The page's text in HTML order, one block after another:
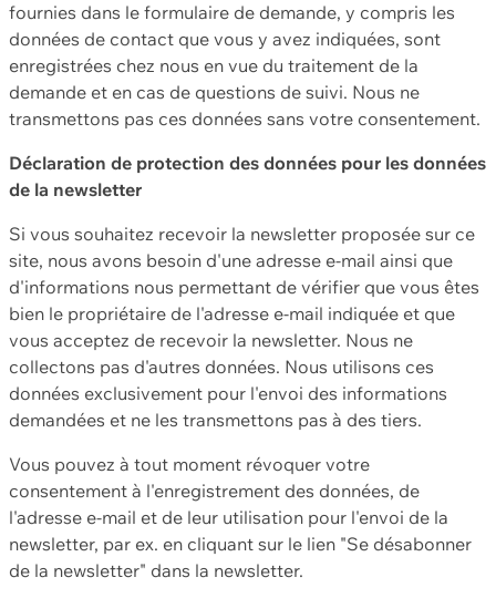
fournies dans le formulaire de demande, y compris les
données de contact que vous y avez indiquées, sont
enregistrées chez nous en vue du traitement de la
demande et en cas de questions de suivi. Nous ne
transmettons pas ces données sans votre consentement.
Déclaration de protection des données pour les données
de la newsletter
Si vous souhaitez recevoir la newsletter proposée sur ce
site, nous avons besoin d'une adresse e-mail ainsi que
d'informations nous permettant de vérifier que vous êtes
bien le propriétaire de l'adresse e-mail indiquée et que
vous acceptez de recevoir la newsletter. Nous ne
collectons pas d'autres données. Nous utilisons ces
données exclusivement pour l'envoi des informations
demandées et ne les transmettons pas à des tiers.
Vous pouvez à tout moment révoquer votre
consentement à l'enregistrement des données, de
l'adresse e-mail et de leur utilisation pour l'envoi de la
newsletter, par ex. en cliquant sur le lien "Se désabonner
de la newsletter" dans la newsletter.